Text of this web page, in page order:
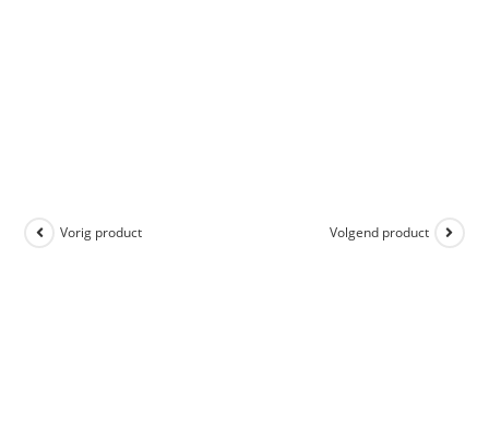
Vorig product Volgend product